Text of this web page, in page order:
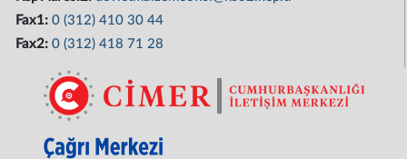
Fax1:0 (312) 410 30 44
Fax2:0 (312) 418 71 28